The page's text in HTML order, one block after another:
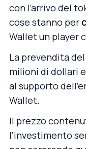
con l’arrivo del
cose stanno per
Wallet un player
La prevendita
milioni di dollari
al supporto
Wallet.
Il prezzo
l’investimento